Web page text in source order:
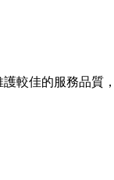
較佳的服務品質